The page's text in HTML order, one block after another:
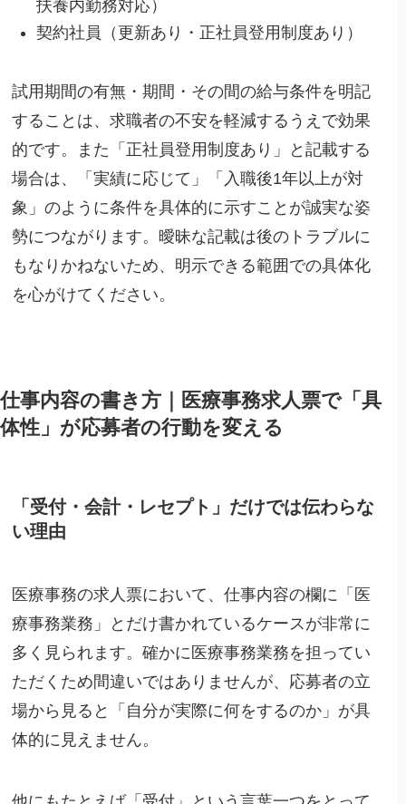
扶養内勤務対応）
契約社員（更新あり・正社員登用制度あり）
試用期間の有無・期間・その間の給与条件を明記
することは、求職者の不安を軽減するうえで効果
的です。また「正社員登用制度あり」と記載する
場合は、「実績に応じて」「入職後1年以上が対
象」のように条件を具体的に示すことが誠実な姿
勢につながります。曖昧な記載は後のトラブルに
もなりかねないため、明示できる範囲での具体化
を心がけてください。
仕事内容の書き方｜医療事務求人票で「具
体性」が応募者の行動を変える
「受付・会計・レセプト」だけでは伝わらな
い理由
医療事務の求人票において、仕事内容の欄に「医
療事務業務」とだけ書かれているケースが非常に
多く見られます。確かに医療事務業務を担ってい
ただくため間違いではありませんが、応募者の立
場から見ると「自分が実際に何をするのか」が具
体的に見えません。